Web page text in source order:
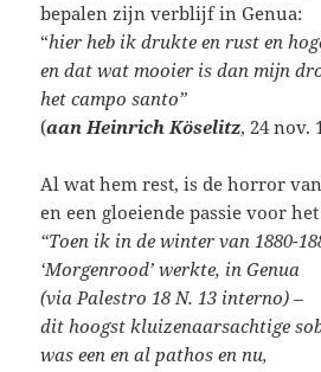
bepalen zijn verblijf in Genua:
“hier heb ik drukte en rust en
en dat wat mooier is dan mijn
het campo santo”
(aan Heinrich Köselitz, 24 nov.
Al wat hem rest, is de horror
en een gloeiende passie voor
“Toen ik in de winter van 1880-
‘Morgenrood’ werkte, in Genua
(via Palestro 18 N. 13 interno) –
dit hoogst kluizenaarsachtige
was een en al pathos en nu,